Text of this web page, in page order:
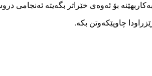
بۆ ئەوەی خێراتر بگەیتە ئەنجامی
چاوپێکەوتن بکە.